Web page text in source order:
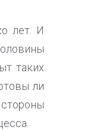
лет. И
таких
ли